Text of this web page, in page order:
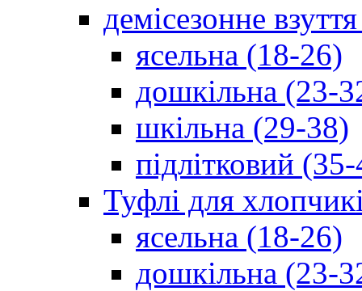
демісезонне
ясельна (18-26)
дошкільна (23-
шкільна (29-38)
підлітковий
Туфлі для
ясельна (18-26)
дошкільна (23-